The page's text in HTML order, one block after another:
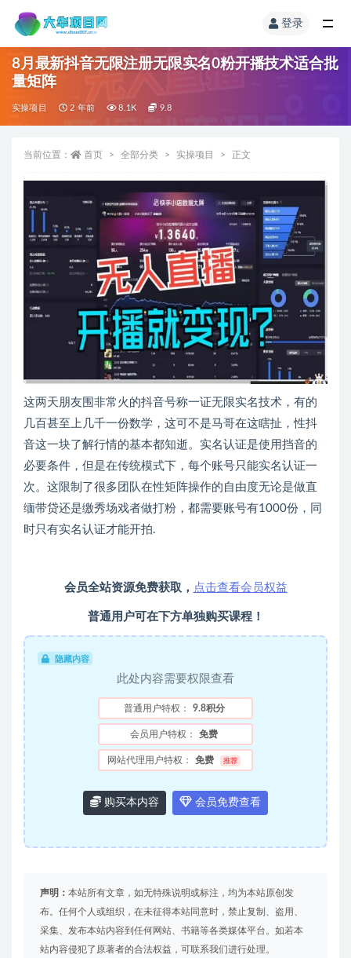
登录
8月最新抖音无限注册无限实名0粉开播技术适合批
量矩阵
实操项目 2 年前 8.1K 9.8
当前位置： 首页 全部分类 实操项目 正文
这两天朋友围非常火的抖音号称一证无限实名技术，有的
几百甚至上几千一份数学，这可不是马哥在这瞎扯，性抖
音这一块了解行情的基本都知逝。实名认证是使用挡音的
必要条件，但是在传统模式下，每个账号只能实名认证一
次。这限制了很多团队在性矩阵操作的自由度无论是做直
缅带贷还是缴秀场戏者做打粉，都需要账号有1000份，同
时只有实名认证才能开拍.
会员全站资源免费获取， 点击查看会员权益
普通用户可在下方单独购买课程！
隐藏内容
此处内容需要权限查看
普通用户特权： 9.8积分
会员用户特权： 免费
网站代理用户特权： 免费 推荐
购买本内容 会员免费查看
声明： 本站所有文章，如无特殊说明或标注，均为本站原创发
布。任何个人或组织，在未征得本站同意时，禁止复制、盗用、
采集、发布本站内容到任何网站、书籍等各类媒体平台。如若本
站内容侵犯了原著者的合法权益，可联系我们进行处理。